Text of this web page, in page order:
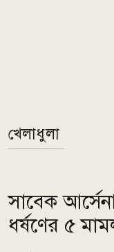
খেলাধুলা
সাবেক
ধর্ষণের ৫